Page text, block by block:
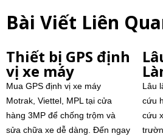
Bài Viết Liên
Thiết bị GPS định
vị xe máy
Mua GPS định vị xe máy
Motrak, Viettel, MPL tại cửa
hàng 3MP để chống trộm và
sửa chữa xe dễ dàng. Đến ngay
Lâu
cứu
cứu